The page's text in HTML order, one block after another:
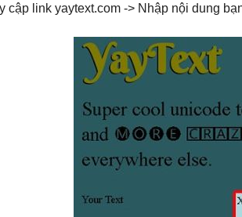
cập link yaytext.com -> Nhập nội dung